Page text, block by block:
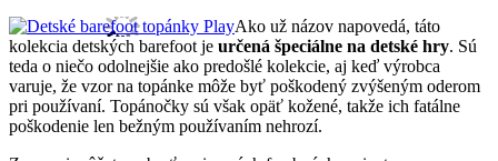
Ako už názov napovedá, táto
kolekcia detských barefoot je určená špeciálne na detské hry. Sú
teda o niečo odolnejšie ako predošlé kolekcie, aj keď výrobca
varuje, že vzor na topánke môže byť poškodený zvýšeným oderom
pri používaní. Topánočky sú však opäť kožené, takže ich fatálne
poškodenie len bežným používaním nehrozí.